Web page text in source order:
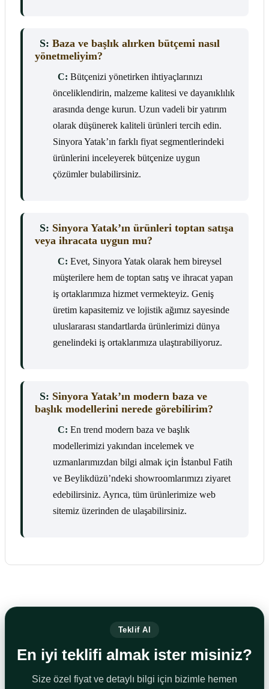
S: Baza ve başlık alırken bütçemi nasıl
yönetmeliyim?
C: Bütçenizi yönetirken ihtiyaçlarınızı
önceliklendirin, malzeme kalitesi ve dayanıklılık
arasında denge kurun. Uzun vadeli bir yatırım
olarak düşünerek kaliteli ürünleri tercih edin.
Sinyora Yatak’ın farklı fiyat segmentlerindeki
ürünlerini inceleyerek bütçenize uygun
çözümler bulabilirsiniz.
S: Sinyora Yatak’ın ürünleri toptan satışa
veya ihracata uygun mu?
C: Evet, Sinyora Yatak olarak hem bireysel
müşterilere hem de toptan satış ve ihracat yapan
iş ortaklarımıza hizmet vermekteyiz. Geniş
üretim kapasitemiz ve lojistik ağımız sayesinde
uluslararası standartlarda ürünlerimizi dünya
genelindeki iş ortaklarımıza ulaştırabiliyoruz.
S: Sinyora Yatak’ın modern baza ve
başlık modellerini nerede görebilirim?
C: En trend modern baza ve başlık
modellerimizi yakından incelemek ve
uzmanlarımızdan bilgi almak için İstanbul Fatih
ve Beylikdüzü’ndeki showroomlarımızı ziyaret
edebilirsiniz. Ayrıca, tüm ürünlerimize web
sitemiz üzerinden de ulaşabilirsiniz.
Teklif Al
En iyi teklifi almak ister misiniz?
Size özel fiyat ve detaylı bilgi için bizimle hemen